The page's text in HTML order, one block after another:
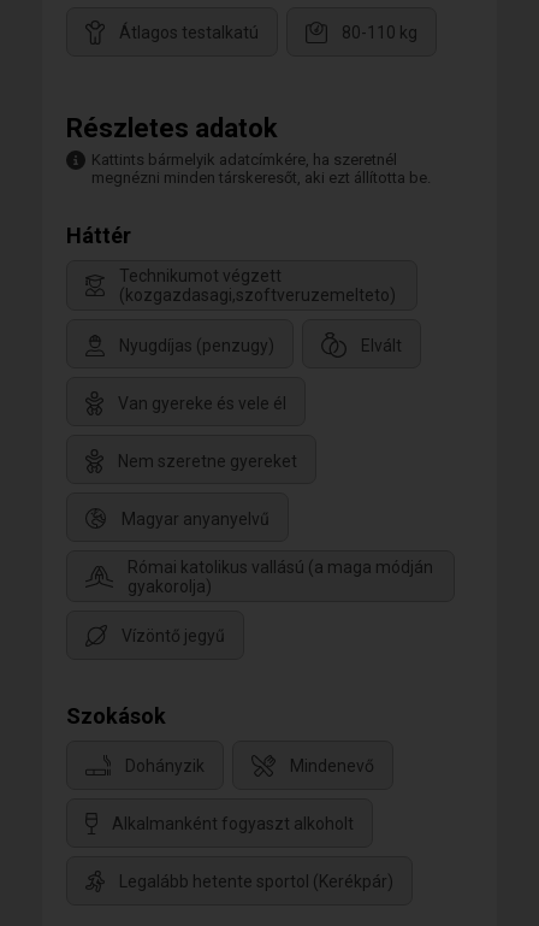
Átlagos testalkatú 80-110 kg
Részletes adatok
Kattints bármelyik adatcímkére, ha szeretnél
megnézni minden társkeresőt, aki ezt állította be.
Háttér
Technikumot végzett
(kozgazdasagi,szoftveruzemelteto)
Nyugdíjas (penzugy) Elvált
Van gyereke és vele él
Nem szeretne gyereket
Magyar anyanyelvű
Római katolikus vallású (a maga módján
gyakorolja)
Vízöntő jegyű
Szokások
Dohányzik Mindenevő
Alkalmanként fogyaszt alkoholt
Legalább hetente sportol (Kerékpár)